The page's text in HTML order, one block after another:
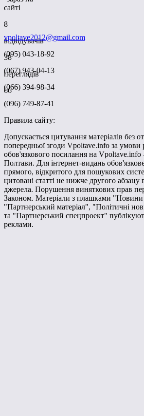
сайті
8
відвідувачів
38
переглядів
66
vpoltave2012@gmail.com
(095) 043-18-92
(067) 943-04-13
(066) 394-98-34
(096) 749-87-41
Правила сайту:
Допускається цитування матеріалів без
попередньої згоди Vpoltave.info за умови
обов'язкового посилання на Vpoltave.info
Полтави. Для інтернет-видань
прямого, відкритого для пошукових
цитовані статті не нижче другого абзацу
джерела. Порушення виняткових прав
Законом. Матеріали з плашками
"Партнерський матеріал", "Політичні
та "Партнерський спецпроект"
реклами.